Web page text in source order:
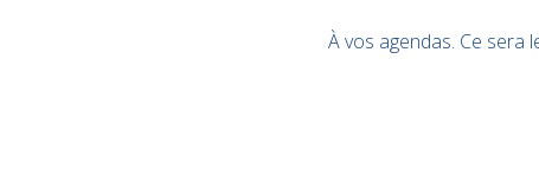
À vos agendas. Ce sera